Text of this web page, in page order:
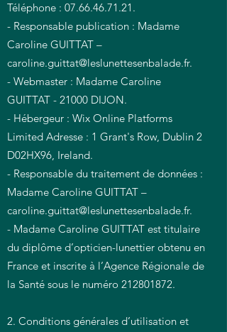
Téléphone : 07.66.46.71.21 .
- Responsable publication : Madame
Caroline GUITTAT –
caroline.guittat@leslunettesenbalade.fr.
- Webmaster : Madame Caroline
GUITTAT - 21000 DIJON.
- Hébergeur : Wix Online Platforms
Limited Adresse : 1 Grant's Row, Dublin 2
D02HX96, Ireland.
- Responsable du traitement de données :
Madame Caroline GUITTAT –
caroline.guittat@leslunettesenbalade.fr.
- Madame Caroline GUITTAT est titulaire
du diplôme d’opticien-lunettier obtenu en
France et inscrite à l’Agence Régionale de
la Santé sous le numéro 212801872.
2. Conditions générales d’utilisation et